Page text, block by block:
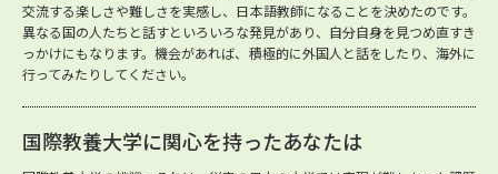
交流する楽しさや難しさを実感し、日本語教師になることを決めたのです。
異なる国の人たちと話すといろいろな発見があり、自分自身を見つめ直すき
っかけにもなります。機会があれば、積極的に外国人と話をしたり、海外に
行ってみたりしてください。
国際教養大学に関心を持ったあなたは